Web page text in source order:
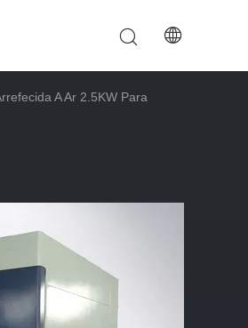
A Ar 2.5KW Para